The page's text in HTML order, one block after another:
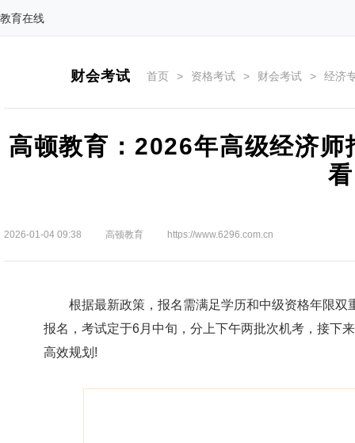
教育在线
财会考试 首页 > 资格考试 > 财会考试 > 经济
高顿教育：2026年高级经济
看
2026-01-04 09:38 高顿教育 https://www.6296.com.cn
根据最新政策，报名需满足学历和中级资格年限双
报名，考试定于6月中旬，分上下午两批次机考，接下来
高效规划!